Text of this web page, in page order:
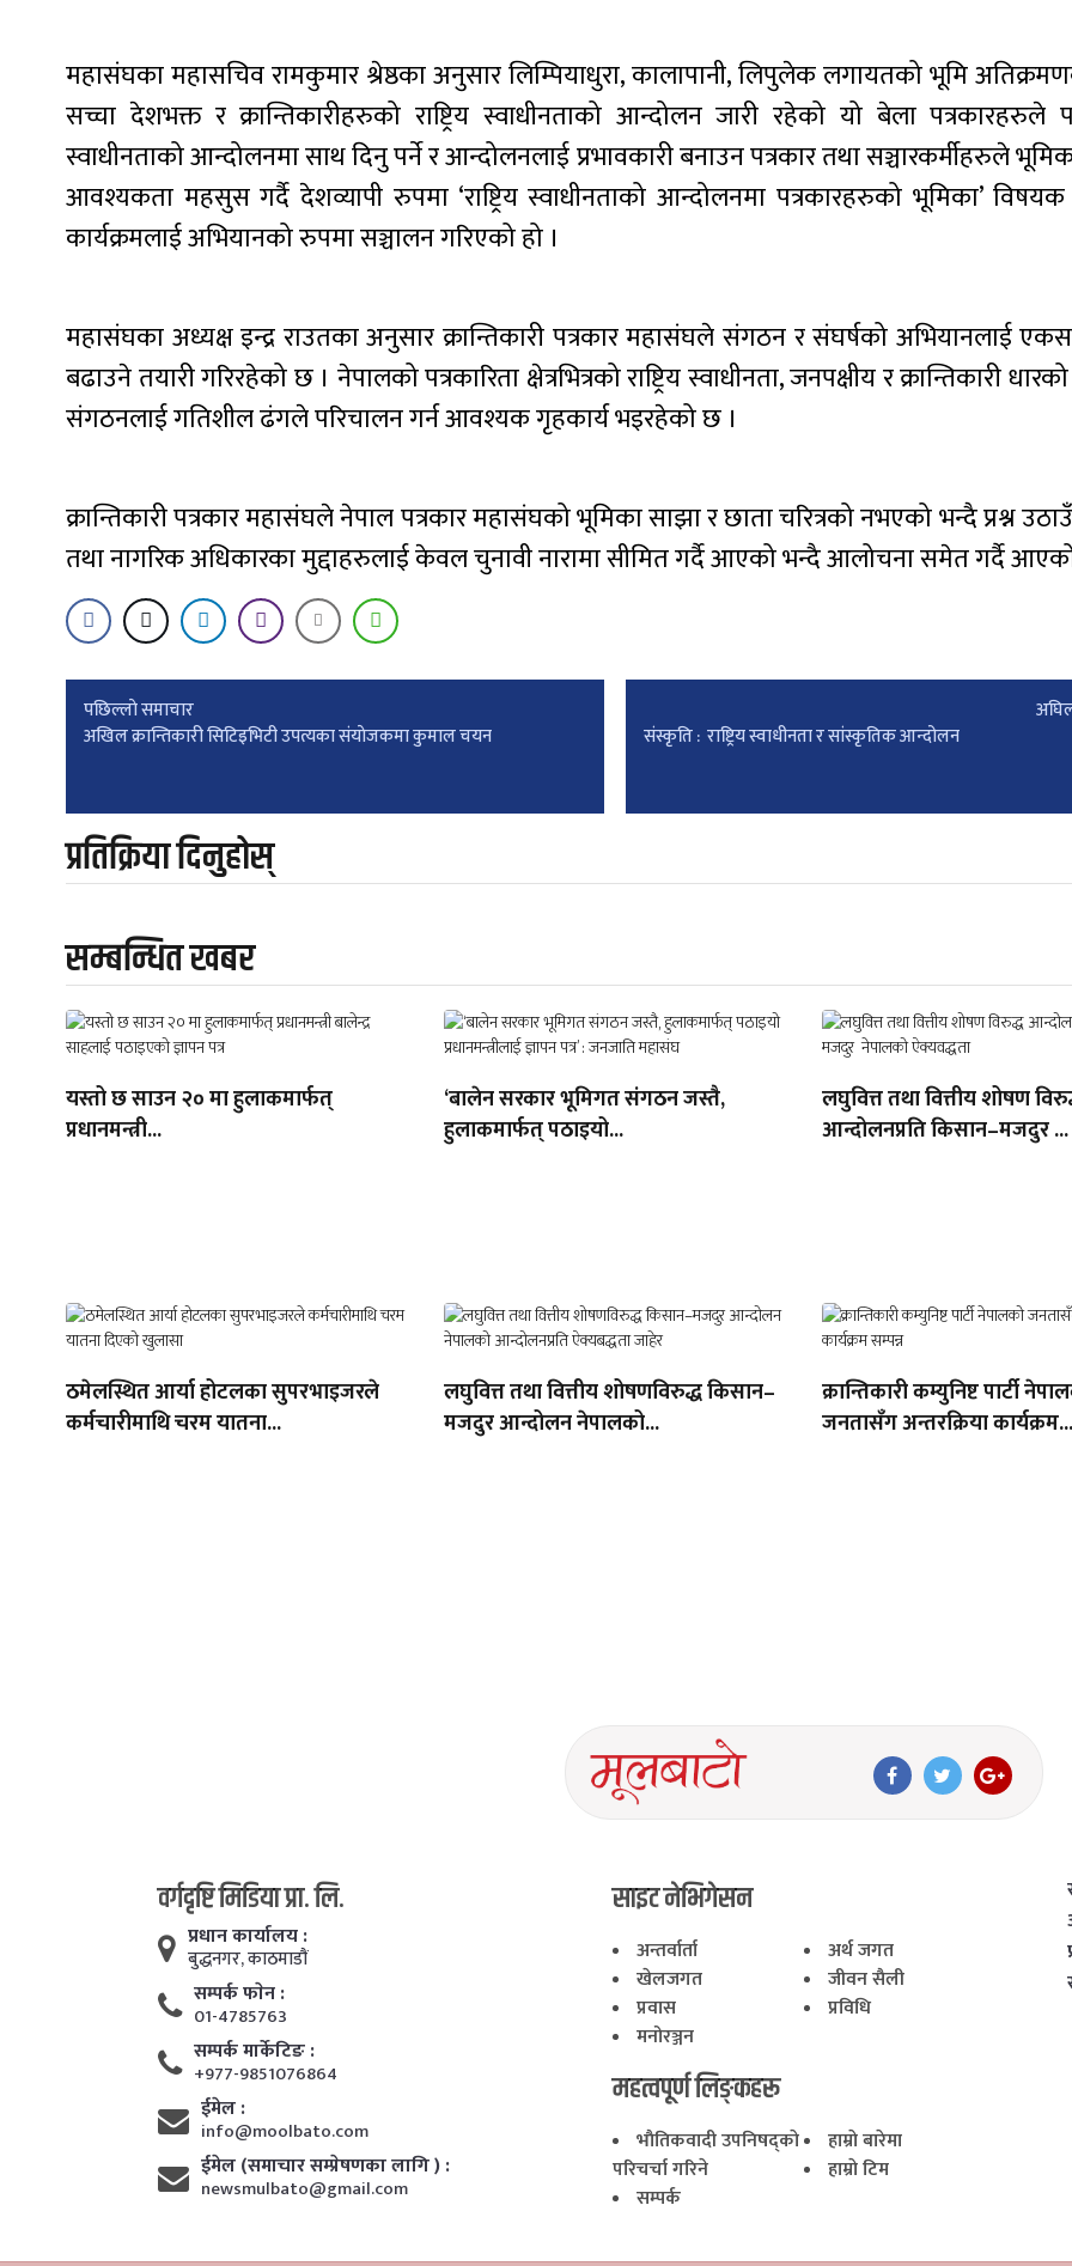
महासंघका महासचिव रामकुमार श्रेष्ठका अनुसार लिम्पियाधुरा, कालापानी, लिपुलेक लगायतको भूमि
सच्चा देशभक्त र क्रान्तिकारीहरुको राष्ट्रिय स्वाधीनताको आन्दोलन जारी रहेको यो बेला पत्रकारहरुले
स्वाधीनताको आन्दोलनमा साथ दिनु पर्ने र आन्दोलनलाई प्रभावकारी बनाउन पत्रकार तथा सञ्चारकर्मीहरुले
आवश्यकता महसुस गर्दै देशव्यापी रुपमा ‘राष्ट्रिय स्वाधीनताको आन्दोलनमा पत्रकारहरुको भूमिका’ विषयक
कार्यक्रमलाई अभियानको रुपमा सञ्चालन गरिएको हो ।
महासंघका अध्यक्ष इन्द्र राउतका अनुसार क्रान्तिकारी पत्रकार महासंघले संगठन र संघर्षको अभियानलाई
बढाउने तयारी गरिरहेको छ । नेपालको पत्रकारिता क्षेत्रभित्रको राष्ट्रिय स्वाधीनता, जनपक्षीय र क्रान्तिकारी
संगठनलाई गतिशील ढंगले परिचालन गर्न आवश्यक गृहकार्य भइरहेको छ ।
क्रान्तिकारी पत्रकार महासंघले नेपाल पत्रकार महासंघको भूमिका साझा र छाता चरित्रको नभएको भन्दै प्रश्न
तथा नागरिक अधिकारका मुद्दाहरुलाई केवल चुनावी नारामा सीमित गर्दै आएको भन्दै आलोचना समेत गर्दै
Post
पछिल्लाे समाचार
अखिल क्रान्तिकारी सिटिइभिटी उपत्यका संयाेजकमा कुमाल चयन
संस्कृति : राष्ट्रिय स्वाधीनता र सांस्कृतिक आन्दोलन
प्रतिक्रिया दिनुहोस्
सम्बन्धित खबर
यस्तो छ साउन २० मा हुलाकमार्फत्
प्रधानमन्त्री...
‘बालेन सरकार भूमिगत संगठन जस्तै,
हुलाकमार्फत् पठाइयो...
लघुवित्त तथा वित्तीय शोषण
आन्दोलनप्रति किसान–मजदुर ...
ठमेलस्थित आर्या होटलका सुपरभाइजरले
कर्मचारीमाथि चरम यातना...
लघुवित्त तथा वित्तीय शोषणविरुद्ध किसान–
मजदुर आन्दोलन नेपालको...
क्रान्तिकारी कम्युनिष्ट पार्टी
जनतासँग अन्तरक्रिया कार्यक्रम...
वर्गदृष्टि मिडिया प्रा. लि.
प्रधान कार्यालय :
बुद्धनगर, काठमाडाैं
सम्पर्क फाेन :
01-4785763
सम्पर्क मार्केटिङ :
+977-9851076864
ईमेल :
info@moolbato.com
ईमेल (समाचार सम्प्रेषणका लागि ) :
newsmulbato@gmail.com
साइट नेभिगेसन
अन्तर्वार्ता
अर्थ जगत
खेलजगत
जीवन सैली
प्रवास
प्रविधि
मनोरञ्जन
महत्वपूर्ण लिङ्कहरू
भाैतिकवादी उपनिषद्काे
परिचर्चा गरिने
हाम्राे बारेमा
हाम्राे टिम
सम्पर्क